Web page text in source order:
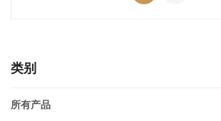
类别
所有产品